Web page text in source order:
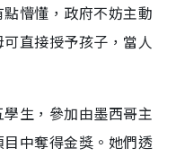
懵懂，政府不妨主動
直接授予孩子，當人
生，參加由墨西哥主
中奪得金獎。她們透